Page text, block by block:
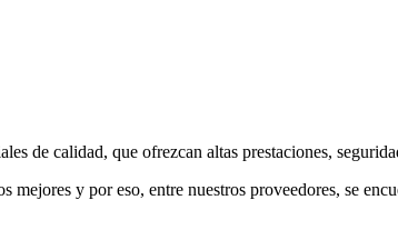
de calidad, que ofrezcan altas prestaciones,
mejores y por eso, entre nuestros proveedores, se